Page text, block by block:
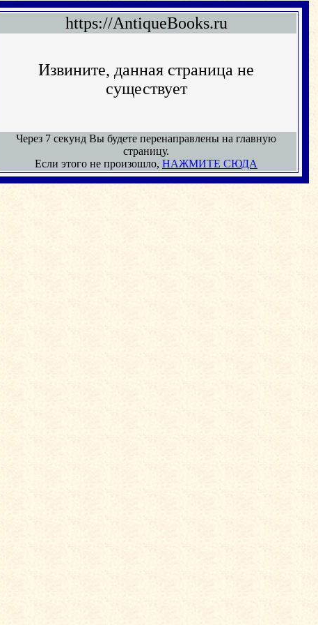
https://AntiqueBooks.ru
Извините, данная страница не
существует
Через 7 секунд Вы будете перенаправлены на главную
страницу.
Если этого не произошло, НАЖМИТЕ СЮДА